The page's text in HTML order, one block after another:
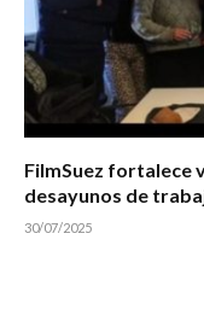
FilmSuez fortalece
desayunos de
30/07/2025